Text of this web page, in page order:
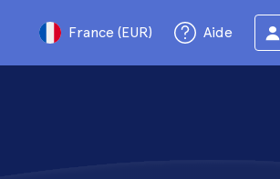
France (EUR) Aide